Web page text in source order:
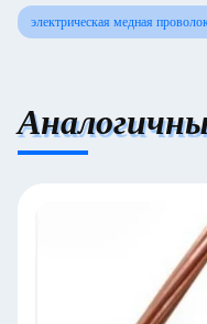
электрическая медная